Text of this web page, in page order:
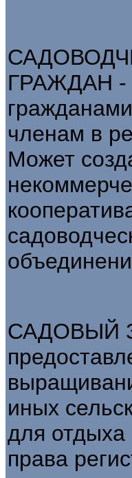
ГРАЖДАН -
членам в
Может
САДОВЫЙ
иных
для отдыха
права